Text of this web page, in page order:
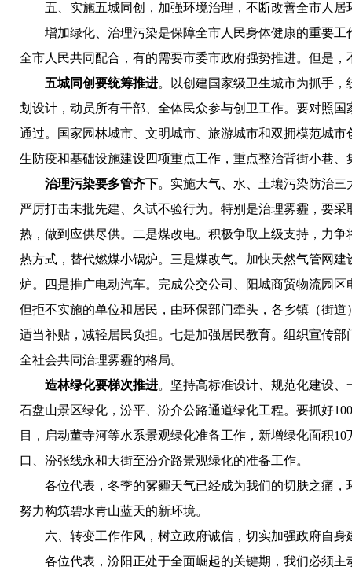
五、实施五城同创，加强环境治理，不断改善全市人居
增加绿化、治理污染是保障全市人民身体健康的重要工
全市人民共同配合，有的需要市委市政府强势推进。但是
五城同创要统筹推进。以创建国家级卫生城市为抓手
划设计，动员所有干部、全体民众参与创卫工作。要对照
通过。国家园林城市、文明城市、旅游城市和双拥模范城
生防疫和基础设施建设四项重点工作，重点整治背街小巷
治理污染要多管齐下。实施大气、水、土壤污染防治
严厉打击未批先建、久试不验行为。特别是治理雾霾，要
热，做到应供尽供。二是煤改电。积极争取上级支持，力
热方式，替代燃煤小锅炉。三是煤改气。加快天然气管网
炉。四是推广电动汽车。完成公交公司、阳城商贸物流园
但拒不实施的单位和居民，由环保部门牵头，各乡镇（街
适当补贴，减轻居民负担。七是加强居民教育。组织宣传
全社会共同治理雾霾的格局。
造林绿化要梯次推进。坚持高标准设计、规范化建设
石盘山景区绿化，汾平、汾介公路通道绿化工程。要抓好
目，启动董寺河等水系景观绿化准备工作，新增绿化面积
口、汾张线永和大街至汾介路景观绿化的准备工作。
各位代表，冬季的雾霾天气已经成为我们的切肤之痛，
努力构筑碧水青山蓝天的新环境。
六、转变工作作风，树立政府诚信，切实加强政府自身
各位代表，汾阳正处于全面崛起的关键期，我们必须主